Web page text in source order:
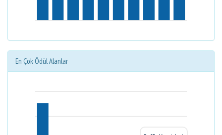
En Çok Ödül Alanlar